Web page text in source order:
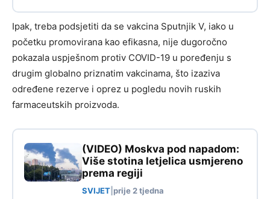
Ipak, treba podsjetiti da se vakcina Sputnjik V, iako u
početku promovirana kao efikasna, nije dugoročno
pokazala uspješnom protiv COVID-19 u poređenju s
drugim globalno priznatim vakcinama, što izaziva
određene rezerve i oprez u pogledu novih ruskih
farmaceutskih proizvoda.
(VIDEO) Moskva pod napadom:
Više stotina letjelica usmjereno
prema regiji
SVIJET prije 2 tjedna